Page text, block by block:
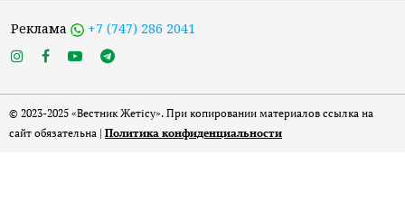
Реклама +7 (747) 286 2041
© 2023-2025 «Вестник Жетісу». При копировании материалов ссылка на
сайт обязательна | Политика конфиденциальности